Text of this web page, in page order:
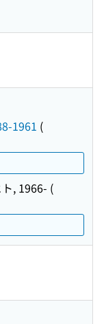
1961 (
, 1966- (